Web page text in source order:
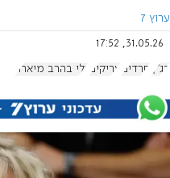
ערוץ 7
31.05.26, 17:52
בג"ץ חרדים עריקים גלי בהרב מיארה